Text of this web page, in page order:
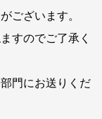
ございます。
すのでご了承く
門にお送りくだ